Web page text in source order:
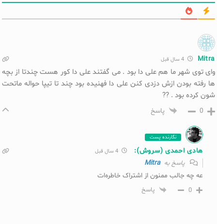
Mitra 4 سال قبل
وای توی شهر ما هم علی دا بود . می گفتند علی دا کور هست چندتا از بچه
ها رفته بودن ازش دزدی کنن علی دا فهنیده بود چند تا تیپا حواله ماتحت
شون کرده بود . ??
0 پاسخ
نگارنده پست
هادی احمدی (سروش):
پاسخ بهMitra
عه چه جالب ممنون از اشتراک خاطره‌ات
0 پاسخ